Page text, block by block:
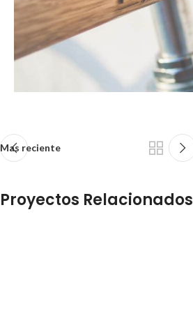
Mas reciente
Proyectos Relacionados